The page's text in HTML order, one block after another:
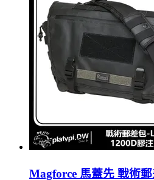
Magforce 馬蓋先 戰術